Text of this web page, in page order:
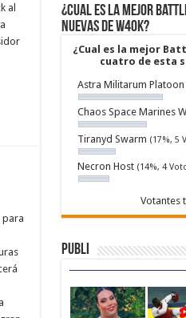
al
para
¿Cual es la mejor
nuevas de W40k?
¿Cual es la mejor
cuatro de esta
Astra Militarum Platoon
Chaos Space Marines
Tiranyd Swarm (17%, 5
Necron Host (14%, 4
Votantes
Publi